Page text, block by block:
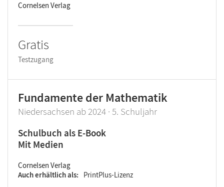
Cornelsen Verlag
Gratis
Testzugang
Fundamente der Mathematik
Niedersachsen ab 2024 · 5. Schuljahr
Schulbuch als E-Book
Mit Medien
Cornelsen Verlag
Auch erhältlich als
PrintPlus-Lizenz